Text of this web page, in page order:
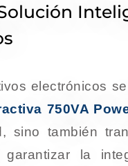
electrónicos
750VA
también
la